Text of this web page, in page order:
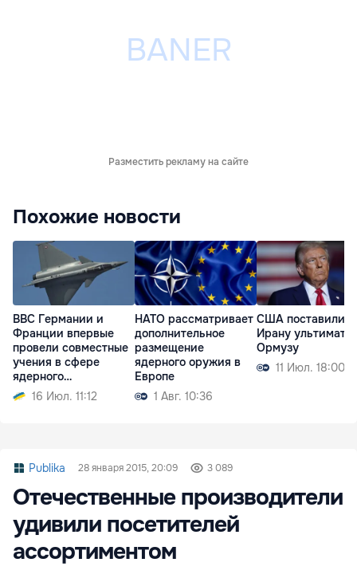
Разместить рекламу на сайте
Похожие новости
ВВС Германии и
Франции впервые
провели совместные
учения в сфере
ядерного
сдерживания
16 Июл. 11:12
НАТО рассматривает
дополнительное
размещение
ядерного оружия в
Европе
1 Авг. 10:36
США поставили
Ирану
Ормузу
11 Июл. 18:00
Publika 28 января 2015, 20:09 3 089
Отечественные производители
удивили посетителей
ассортиментом